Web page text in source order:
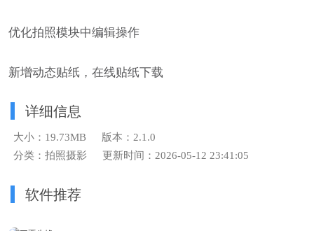
优化拍照模块中编辑操作
新增动态贴纸，在线贴纸下载
详细信息
大小：19.73MB
版本：2.1.0
分类：拍照摄影
更新时间：2026-05-12 23:41:05
软件推荐